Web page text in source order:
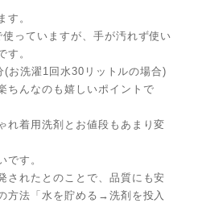
す。
っていますが、手が汚れず使い
す。
(お洗濯1回水30リットルの場合)
ちんなのも嬉しいポイントで
れ着用洗剤とお値段もあまり変
です。
されたとのことで、品質にも安
方法「水を貯める→洗剤を投入